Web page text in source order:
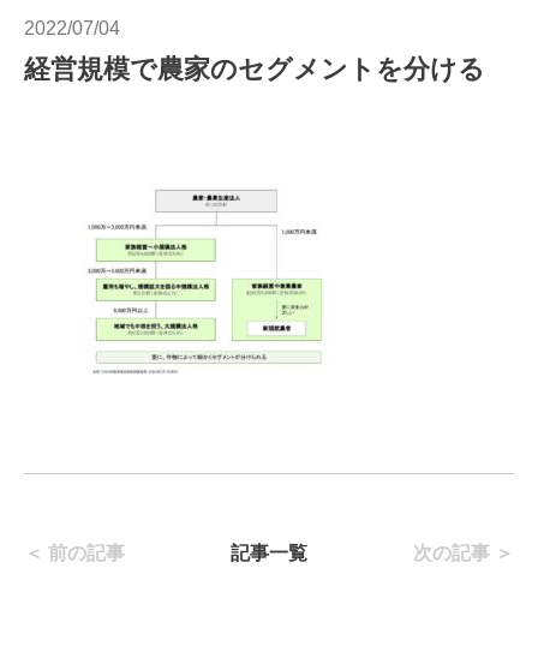
2022/07/04
経営規模で農家のセグメントを分ける
＜ 前の記事 記事一覧 次の記事 ＞